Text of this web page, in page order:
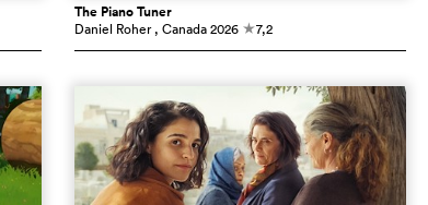
The Piano Tuner
Daniel Roher , Canada 2026 c7,2